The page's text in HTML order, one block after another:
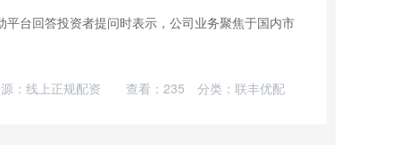
台回答投资者提问时表示，公司业务聚焦于国内市
：线上正规配资 查看： 235 分类： 联丰优配